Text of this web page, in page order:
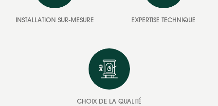
INSTALLATION SUR-MESURE EXPERTISE TECHNIQUE
CHOIX DE LA QUALITÉ